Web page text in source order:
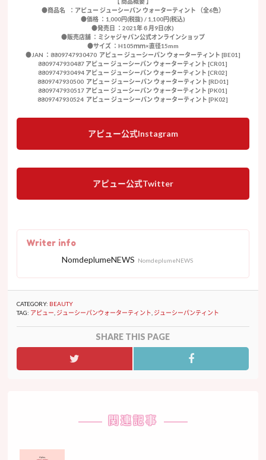
●商品名 ：アピュー ジューシーパン ウォーターティント （全6色）
●価格 ：1,000円(税抜) / 1,100円(税込)
●発売日 ：2021年６月9日(水)
●販売店舗 ：ミシャジャパン公式オンラインショップ
●サイズ ：H105ｍｍ×直径15mm
●JAN ：8809747930470 アピュー ジューシーパン ウォーターティント [BE01]
8809747930487 アピュー ジューシーパン ウォーターティント [CR01]
8809747930494 アピュー ジューシーパン ウォーターティント [CR02]
8809747930500 アピュー ジューシーパン ウォーターティント [RD01]
8809747930517 アピュー ジューシーパン ウォーターティント [PK01]
8809747930524 アピュー ジューシーパン ウォーターティント [PK02]
アピュー公式Instagram
アピュー公式Twitter
Writer info
NomdeplumeNEWS NomdeplumeNEWS
CATEGORY: BEAUTY
TAG: アピュー ジューシーパンウォーターティント ジューシーパンティント
SHARE THIS PAGE
関連記事